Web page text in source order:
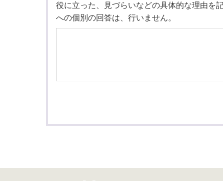
役に立った、見づらいなどの具体的な理由を
への個別の回答は、行いません。